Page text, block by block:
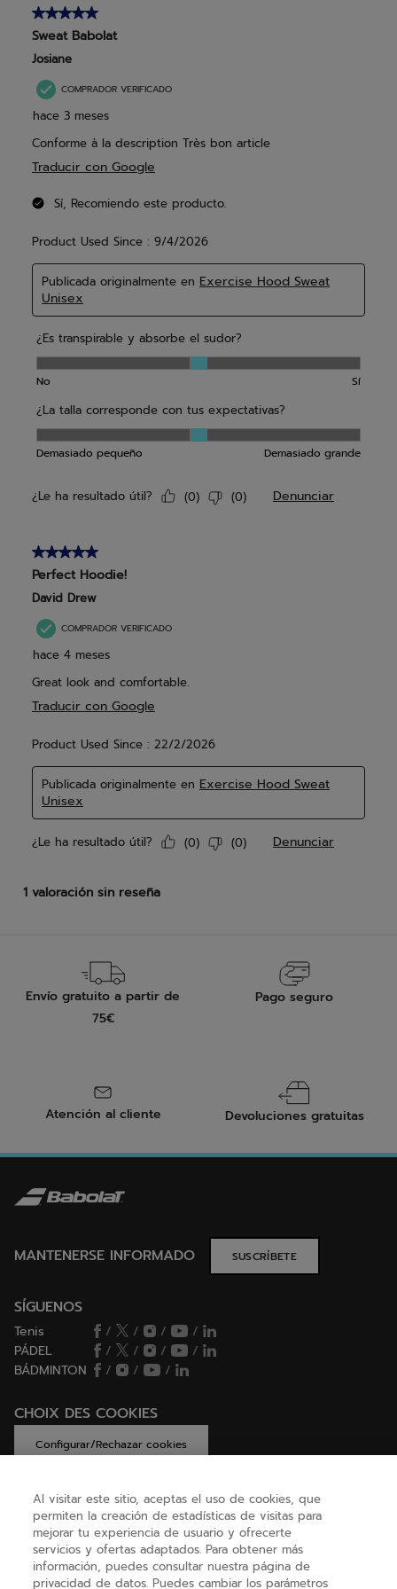
Envío gratuito a partir de
75€
Pago seguro
Atención al cliente Devoluciones gratuitas
MANTENERSE INFORMADO SUSCRÍBETE
SÍGUENOS
Tenis / / /
/
PÁDEL
/ / /
/
BÁDMINTON
/ / /
CHOIX DES COOKIES
Configurar/Rechazar cookies
AYUDA
Al visitar este sitio, aceptas el uso de cookies, que
permiten la creación de estadísticas de visitas para
mejorar tu experiencia de usuario y ofrecerte
servicios y ofertas adaptados. Para obtener más
información, puedes consultar nuestra página de
privacidad de datos. Puedes cambiar los parámetros